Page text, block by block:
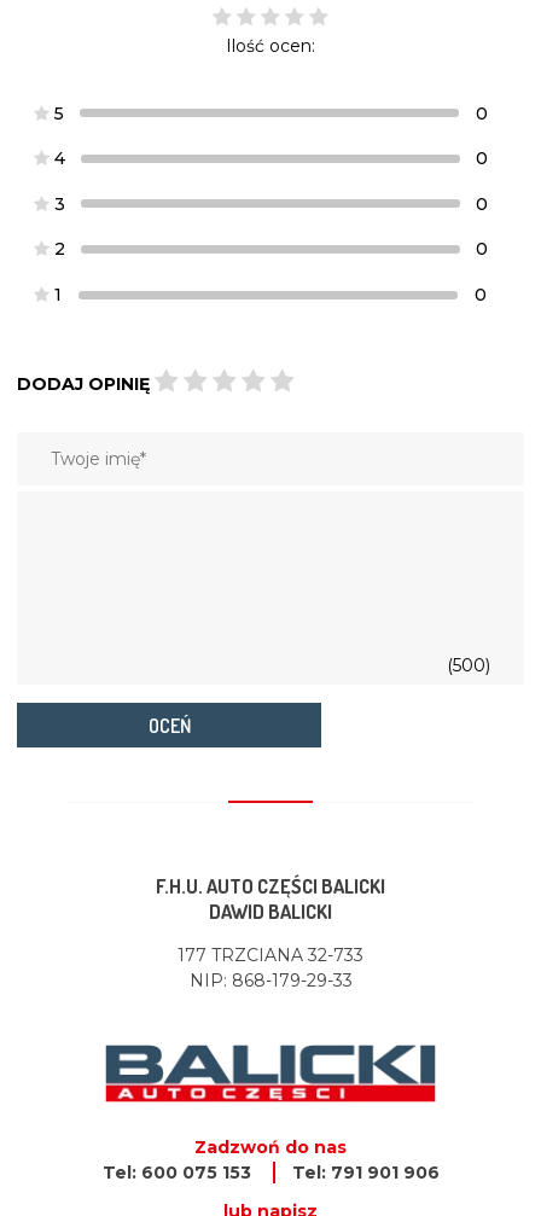
Ilość ocen:
5 0
4 0
3 0
2 0
1 0
DODAJ OPINIĘ
(500)
OCEŃ
F.H.U. AUTO CZĘŚCI BALICKI
DAWID BALICKI
177 TRZCIANA 32-733
NIP: 868-179-29-33
Zadzwoń do nas
Tel: 600 075 153
Tel: 791 901 906
lub napisz